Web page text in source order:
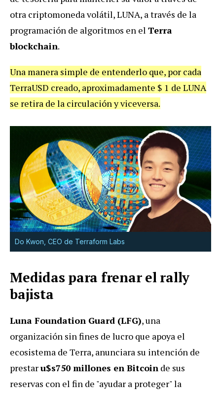
otra criptomoneda volátil, LUNA, a través de la
programación de algoritmos en el Terra
blockchain.
Una manera simple de entenderlo que, por cada
TerraUSD creado, aproximadamente $ 1 de LUNA
se retira de la circulación y viceversa.
Do Kwon, CEO de Terraform Labs
Medidas para frenar el rally
bajista
Luna Foundation Guard (LFG), una
organización sin fines de lucro que apoya el
ecosistema de Terra, anunciara su intención de
prestaru$s750 millones en Bitcoin de sus
reservas con el fin de "ayudar a proteger" la